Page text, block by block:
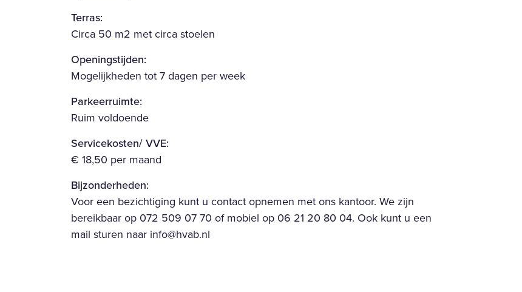
Terras:
Circa 50 m2 met circa stoelen
Openingstijden:
Mogelijkheden tot 7 dagen per week
Parkeerruimte:
Ruim voldoende
Servicekosten/ VVE:
€ 18,50 per maand
Bijzonderheden:
Voor een bezichtiging kunt u contact opnemen met ons kantoor. We zijn
bereikbaar op 072 509 07 70 of mobiel op 06 21 20 80 04. Ook kunt u een
mail sturen naar info@hvab.nl